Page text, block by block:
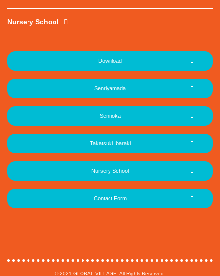
Nursery School
Download
Senriyamada
Senrioka
Takatsuki Ibaraki
Nursery School
Contact Form
© 2021 GLOBAL VILLAGE. All Rights Reserved.